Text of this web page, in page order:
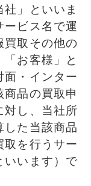
」といいま
ビス名で運
取その他の
お客様」と
・インター
品の買取申
し、当社所
た当該商品
を行うサー
いいます）で